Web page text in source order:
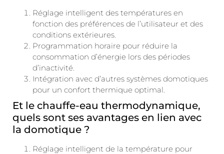
Réglage intelligent des températures en
fonction des préférences de l’utilisateur et des
conditions extérieures.
Programmation horaire pour réduire la
consommation d’énergie lors des périodes
d’inactivité.
Intégration avec d’autres systèmes domotiques
pour un confort thermique optimal.
Et le chauffe-eau thermodynamique,
quels sont ses avantages en lien avec
la domotique ?
Réglage intelligent de la température pour